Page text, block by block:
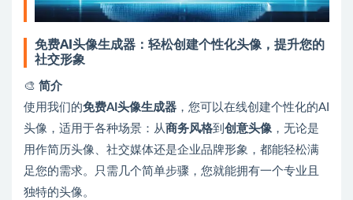
免费AI头像生成器：轻松创建个性化头像，提升您的
社交形象
🎨 简介
使用我们的免费AI头像生成器 ，您可以在线创建个性化的AI
头像，适用于各种场景：从 商务风格到 创意头像 ，无论是
用作简历头像、社交媒体还是企业品牌形象，都能轻松满
足您的需求。只需几个简单步骤，您就能拥有一个专业且
独特的头像。